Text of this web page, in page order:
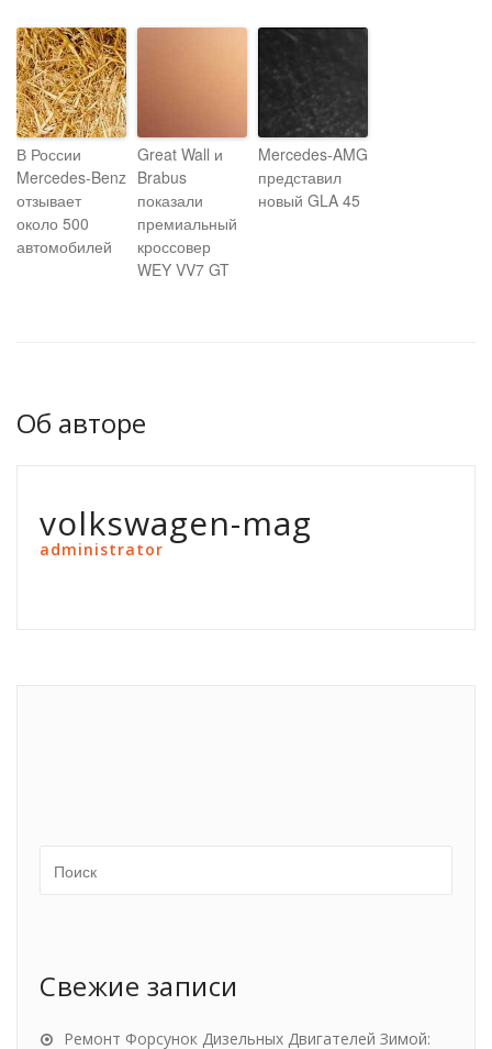
В России
Mercedes-Benz
отзывает
около 500
автомобилей
Great Wall и
Brabus
показали
премиальный
кроссовер
WEY VV7 GT
Mercedes-AMG
представил
новый GLA 45
Об авторе
volkswagen-mag
administrator
Свежие записи
Ремонт Форсунок Дизельных Двигателей Зимой: